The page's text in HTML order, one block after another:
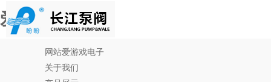
爱游戏电子
网站爱游戏电子
关于我们